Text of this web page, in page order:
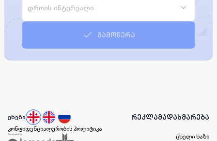
დროის ინტერვალი
გამოწერა
ენები რეკლამადახმარება
კონფიდენციალურობის პოლიტიკა
ცხელი ხაზი